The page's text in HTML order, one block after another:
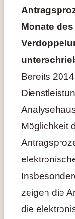
Monate
Bereits
Möglichkeit
zeigen die
die